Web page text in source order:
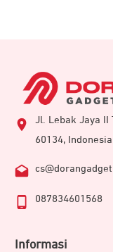
Jl. Lebak Jaya II
60134, Indonesia
087834601568
Informasi